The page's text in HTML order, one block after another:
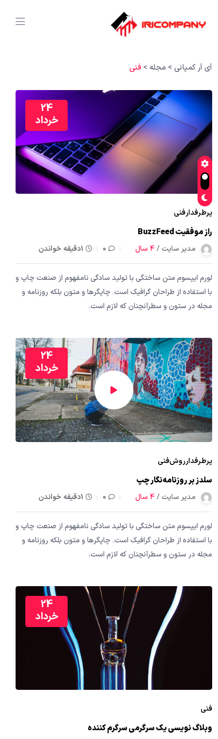
آی آر کمپانی > مجله > فنی
24
خرداد
پرطرفدارفنی
راز موفقیت BuzzFeed
مدیر سایت /4 سال 0 1دقیقه خواندن
لورم ایپسوم متن ساختگی با تولید سادگی نامفهوم از صنعت چاپ و
با استفاده از طراحان گرافیک است. چاپگرها و متون بلکه روزنامه و
مجله در ستون و سطرآنچنان که لازم است.
24
خرداد
پرطرفدارروشفنی
سلدز بر روزنامه‌نگار چپ
مدیر سایت /4 سال 0 1دقیقه خواندن
لورم ایپسوم متن ساختگی با تولید سادگی نامفهوم از صنعت چاپ و
با استفاده از طراحان گرافیک است. چاپگرها و متون بلکه روزنامه و
مجله در ستون و سطرآنچنان که لازم است.
24
خرداد
فنی
وبلاگ نویسی یک سرگرمی سرگرم کننده